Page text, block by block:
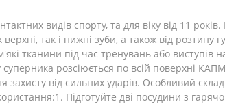
видів спорту, та для віку від 11
так і нижні зуби, а також від розтину
тканини під час тренувань або виступів
розсіюється по всій поверхні
від сильних ударів. Особливий склад
Підготуйте дві посудини з